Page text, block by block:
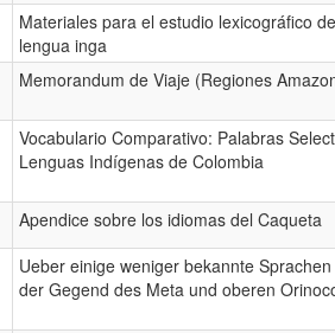
Materiales para el estudio lexicográfico
lengua inga
Memorandum de Viaje (Regiones
Vocabulario Comparativo: Palabras
Lenguas Indígenas de Colombia
Apendice sobre los idiomas del Caqueta
Ueber einige weniger bekannte
der Gegend des Meta und oberen